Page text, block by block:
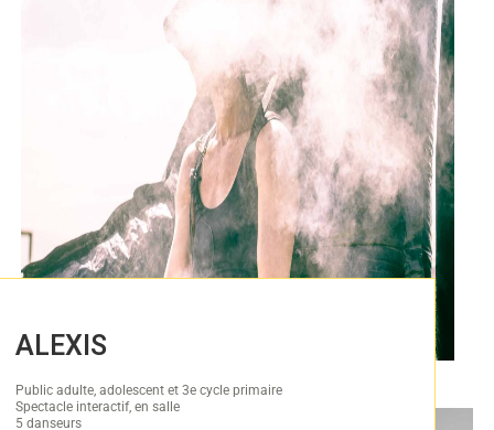
ALEXIS
Public adulte, adolescent et 3e cycle primaire
Spectacle interactif, en salle
5 danseurs